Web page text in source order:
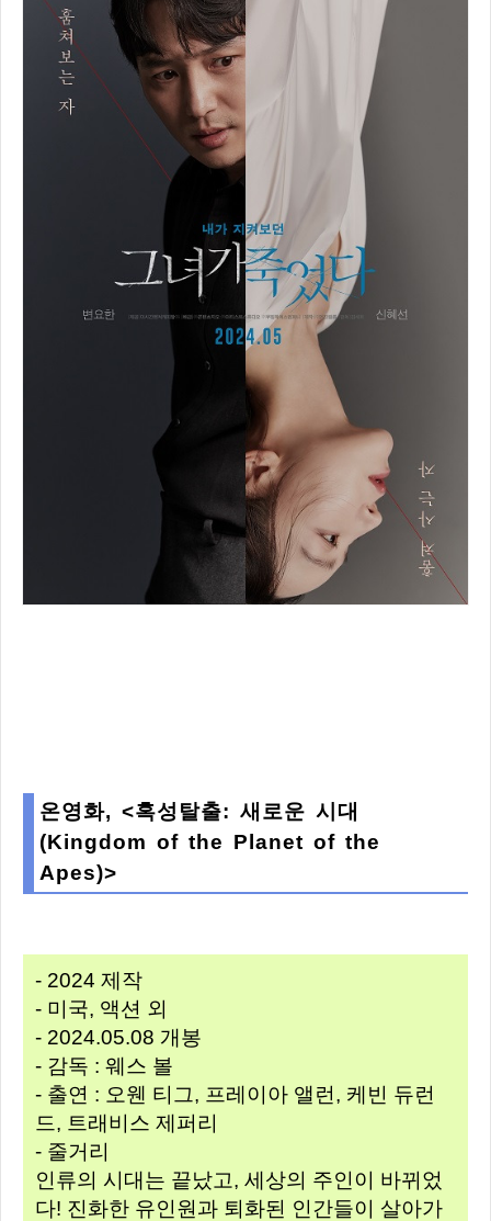
온영화, <혹성탈출: 새로운 시대
(Kingdom of the Planet of the
Apes)>
- 2024 제작
- 미국, 액션 외
- 2024.05.08 개봉
- 감독 : 웨스 볼
- 출연 : 오웬 티그, 프레이아 앨런, 케빈 듀런
드, 트래비스 제퍼리
- 줄거리
인류의 시대는 끝났고, 세상의 주인이 바뀌었
다! 진화한 유인원과 퇴화된 인간들이 살아가